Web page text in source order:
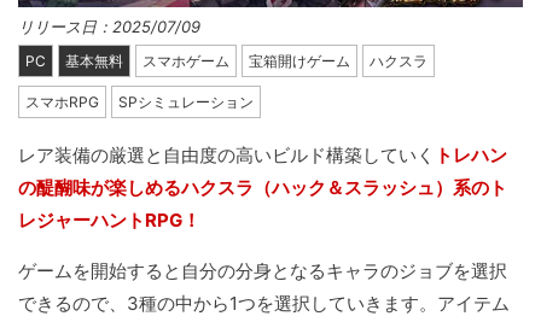
リリース日：2025/07/09
PC 基本無料 スマホゲーム 宝箱開けゲーム ハクスラ
スマホRPG SPシミュレーション
レア装備の厳選と自由度の高いビルド構築していく トレハン
の醍醐味が楽しめるハクスラ（ハック＆スラッシュ）系のト
レジャーハントRPG！
ゲームを開始すると自分の分身となるキャラのジョブを選択
できるので、3種の中から1つを選択していきます。アイテム